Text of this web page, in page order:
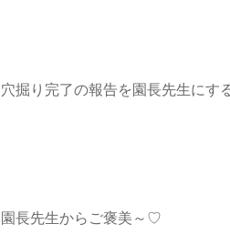
穴掘り完了の報告を園長先生にす
園長先生からご褒美～♡